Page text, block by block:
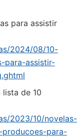
para assistir
2024/08/10-
para-assistir-
lista de 10
2023/10/novelas-
para-